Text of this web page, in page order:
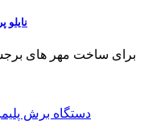
برای ساخت مهر های